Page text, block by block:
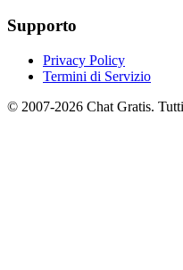
Supporto
Privacy Policy
Termini di Servizio
© 2007-2026 Chat Gratis.